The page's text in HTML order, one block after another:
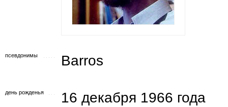
псевдонимы Barros
день рожденья 16 декабря 1966 года